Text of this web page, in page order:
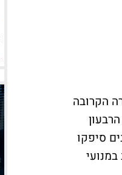
הקרובה
הרבעון
סיפקו